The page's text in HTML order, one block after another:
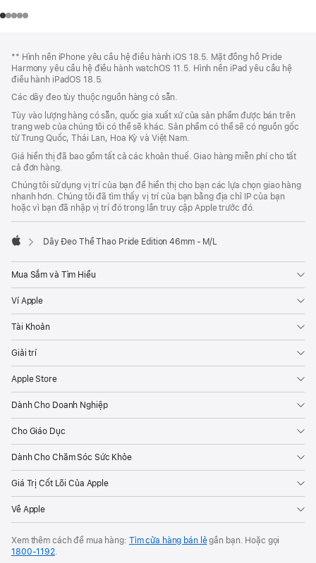
Thích
Chân
Trang
thích
** Hình nền iPhone yêu cầu hệ điều hành iOS 18.5. Mặt đồng hồ Pride
Harmony yêu cầu hệ điều hành watchOS 11.5. Hình nền iPad yêu cầu hệ
điều hành iPadOS 18.5.
Các dây đeo tùy thuộc nguồn hàng có sẵn.
Tùy vào lượng hàng có sẵn, quốc gia xuất xứ của sản phẩm được bán trên
trang web của chúng tôi có thể sẽ khác. Sản phẩm có thể sẽ có nguồn gốc
từ Trung Quốc, Thái Lan, Hoa Kỳ và Việt Nam.
Giá hiển thị đã bao gồm tất cả các khoản thuế. Giao hàng miễn phí cho tất
cả đơn hàng.
Chúng tôi sử dụng vị trí của bạn để hiển thị cho bạn các lựa chọn giao hàng
nhanh hơn. Chúng tôi đã tìm thấy vị trí của bạn bằng địa chỉ IP của bạn
hoặc vì bạn đã nhập vị trí đó trong lần truy cập Apple trước đó.
Dây Đeo Thể Thao Pride Edition 46mm - M/L
Mua Sắm và Tìm Hiểu
Ví Apple
Tài Khoản
Giải trí
Apple Store
Dành Cho Doanh Nghiệp
Cho Giáo Dục
Dành Cho Chăm Sóc Sức Khỏe
Giá Trị Cốt Lõi Của Apple
Về Apple
Xem thêm cách để mua hàng: Tìm cửa hàng bán lẻgần bạn. Hoặc gọi
1800-1192.